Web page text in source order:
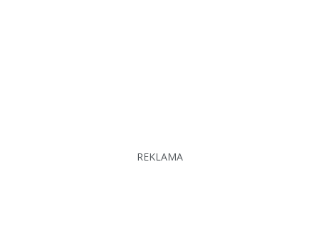
REKLAMA